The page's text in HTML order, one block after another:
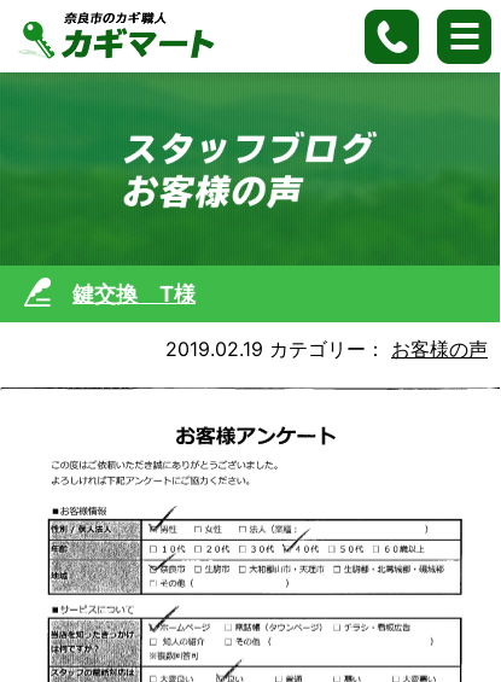
鍵交換 T様
2019.02.19 カテゴリー： お客様の声